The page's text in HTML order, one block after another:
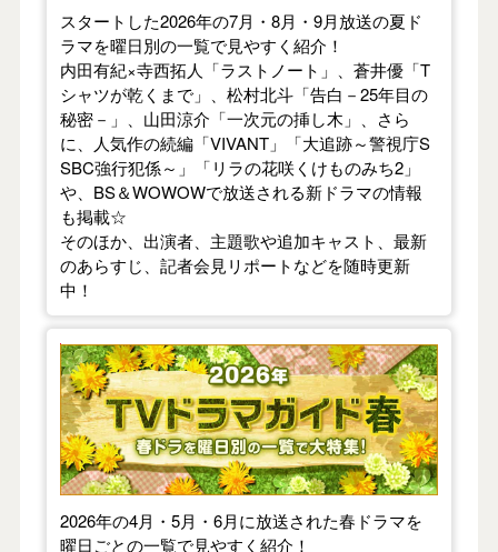
スタートした2026年の7月・8月・9月放送の夏ド
ラマを曜日別の一覧で見やすく紹介！
内田有紀×寺西拓人「ラストノート」、蒼井優「T
シャツが乾くまで」、松村北斗「告白－25年目の
秘密－」、山田涼介「一次元の挿し木」、さら
に、人気作の続編「VIVANT」「大追跡～警視庁S
SBC強行犯係～」「リラの花咲くけものみち2」
や、BS＆WOWOWで放送される新ドラマの情報
も掲載☆
そのほか、出演者、主題歌や追加キャスト、最新
のあらすじ、記者会見リポートなどを随時更新
中！
【2026年春】TVドラマガイド
2026年の4月・5月・6月に放送された春ドラマを
曜日ごとの一覧で見やすく紹介！